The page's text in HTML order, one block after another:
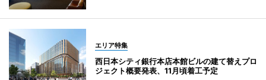
エリア特集
西日本シティ銀行本店本館ビルの建て替えプロ
ジェクト概要発表、11月頃着工予定